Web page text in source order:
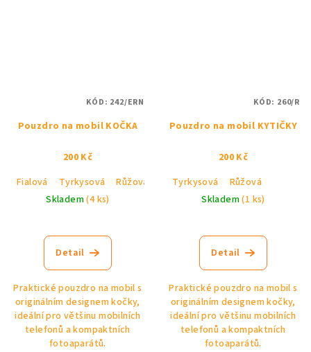
Pouzdro na mobil KOČKA
200 Kč
Fialová
Tyrkysová Růžová Černá
Béžová
Skladem(4 ks)
Detail
Praktické pouzdro na mobil s
originálním designem kočky,
ideální pro většinu mobilních
telefonů a kompaktních
fotoaparátů.
KÓD: 242/ERN
Pouzdro na mobil KYTIČKY
200 Kč
Tyrkysová
Růžová
Skladem(1 ks)
Detail
Praktické pouzdro na mobil s
originálním designem kočky,
ideální pro většinu mobilních
telefonů a kompaktních
fotoaparátů.
KÓD: 260/R